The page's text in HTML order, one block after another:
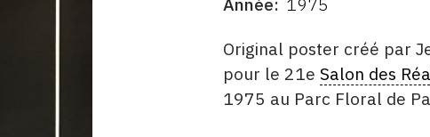
DATE
DESCRITPTION
Original poster créé par
pour le 21e Salon des
1975 au Parc Floral de